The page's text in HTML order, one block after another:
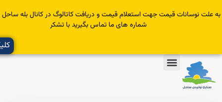
قیمت جهت استعلام قیمت و دریافت کاتالوگ در کانال بله ساحل عضو یا با
شماره های ما تماس بگیرید با تشکر
کلیک کنید